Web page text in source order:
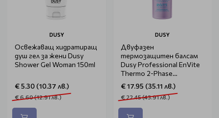
DUSY
Освежаващ хидратиращ
душ гел за жени Dusy
Shower Gel Woman 150ml
€ 5.30 (10.37 лв.)
€ 6.60 (12.91 лв.)
DUSY
Двуфазен
термозащитен балсам
Dusy Professional EnVite
Thermo 2-Phase
Conditioner 200ml
€ 17.95 (35.11 лв.)
€ 22.45 (43.91 лв.)